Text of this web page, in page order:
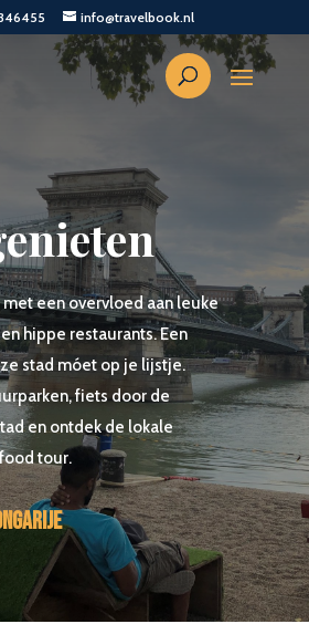
info@travelbook.nl
een overvloed aan leuke
hippe restaurants. Een
stad móet op je lijstje.
fiets door de
en ontdek de lokale
tour.